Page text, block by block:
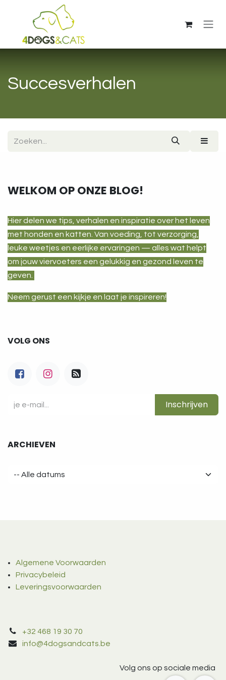
Overslaan naar inhoud
Succesverhalen
WELKOM OP ONZE BLOG!
Hier delen we tips, verhalen en inspiratie over het leven
met honden en katten. Van voeding, tot verzorging,
leuke weetjes en eerlijke ervaringen — alles wat helpt
om jouw viervoeters een gelukkig en gezond leven te
geven.
Neem gerust een kijkje en laat je inspireren!
VOLG ONS
Inschrijven
ARCHIEVEN
Algemene Voorwaarden
Privacybeleid
Leveringsvoorwaarden
+32 468 19 30 70
info@4dogsandcats.be
Volg ons op sociale media